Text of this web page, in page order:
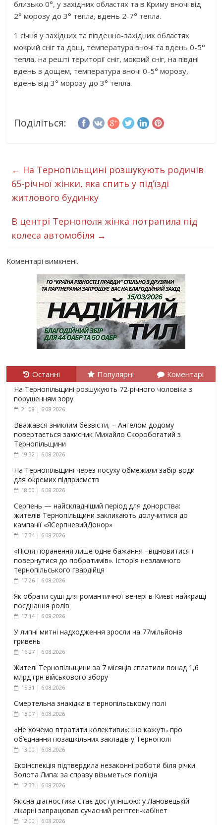
близько 0°, у західних областях та в Криму вночі від
2° морозу до 3° тепла, вдень 2-7° тепла.
1 січня у західних та південно-західних областях
мокрий сніг та дощ, температура вночі та вдень 0-5°
тепла, на решті території сніг, мокрий сніг, на півдні
вдень з дощем, температура вночі 0-5° морозу,
вдень від 3° морозу до 3° тепла.
Поділіться:
← На Тернопільщині розшукують родичів
65-річної жінки, яка спить у під’їзді
житлового будинку
В центрі Тернополя жінка потрапила під
колеса автомобіля →
Коментарі вимкнені.
Останні Популярні Коментарі
На Тернопільщині розшукують 72-річного чоловіка з
порушенням зору
21:08 | 6.08.2026
Вважався зниклим безвісти, – Ангелом додому
повертається захисник Михайло Скоробогатий з
Тернопільщини
19:32 | 6.08.2026
На Тернопільщині через посуху обмежили забір води
для окремих підприємств
18:00 | 6.08.2026
Серпень — найскладніший період для донорства:
жителів Тернопільщини закликають долучитися до
кампанії «ЯСерпневийДонор»
17:34 | 6.08.2026
«Після поранення лише одне бажання –відновитися і
повернутися до побратимів». Історія незламного
тернопільського гвардійця
17:26 | 6.08.2026
Як обрати суші для романтичної вечері в Києві: найкращі
поєднання ролів
17:14 | 6.08.2026
У липні митні надходження зросли на 77мільйонів
гривень
16:27 | 6.08.2026
Жителі Тернопільщини за 7 місяців сплатили понад 1,6
млрд грн військового збору
15:31 | 6.08.2026
Смертельна знахідка в тернопільському полі
15:07 | 6.08.2026
«Не хочемо втратити колективи»: що кажуть про
об’єднання позашкільних закладів у Тернополі
13:00 | 6.08.2026
Екоінспекція підтвердила незаконні роботи біля річки
Золота Липа: за справу візьметься поліція
12:33 | 6.08.2026
Якісна діагностика стає доступнішою: у Лановецькій
лікарні запрацював сучасний рентген-кабінет
12:00 | 6.08.2026